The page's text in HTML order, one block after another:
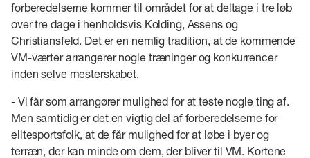
forberedelserne kommer til området for at deltage i tre løb
over tre dage i henholdsvis Kolding, Assens og
Christiansfeld. Det er en nemlig tradition, at de kommende
VM-værter arrangerer nogle træninger og konkurrencer
inden selve mesterskabet.
- Vi får som arrangører mulighed for at teste nogle ting af.
Men samtidig er det en vigtig del af forberedelserne for
elitesportsfolk, at de får mulighed for at løbe i byer og
terræn, der kan minde om dem, der bliver til VM. Kortene